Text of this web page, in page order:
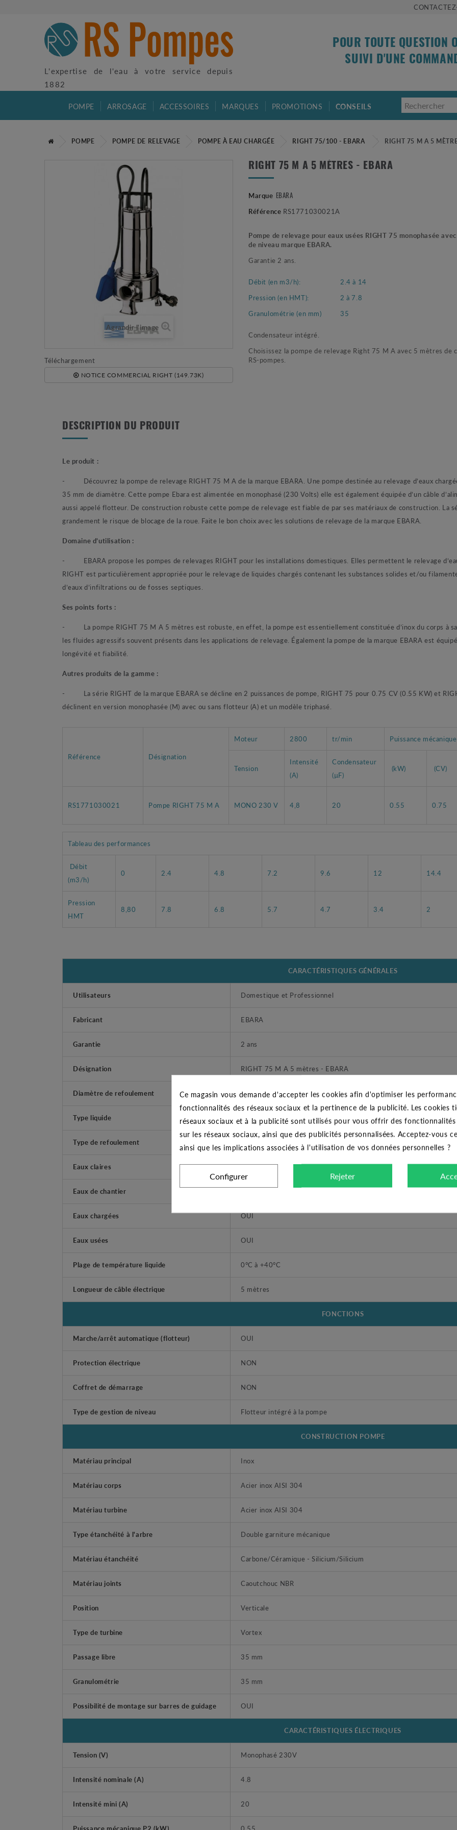
L'expertise de l'eau à votre service depuis
1882
POUR TOUTE QUESTION
SUIVI D'UNE
POMPE ARROSAGE ACCESSOIRES MARQUES PROMOTIONS CONSEILS
POMPE POMPE DE RELEVAGE POMPE À EAU CHARGÉE RIGHT 75/100 - EBARA RIGHT 75 M A 5
Agrandir l'image
Téléchargement
NOTICE COMMERCIAL RIGHT (149.73K)
RIGHT 75 M A 5 MÈTRES - EBARA
Marque EBARA
Référence RS1771030021A
Pompe de relevage pour eaux usées RIGHT 75 monophasée
de niveau marque EBARA.
Garantie 2 ans.
Débit (en m3/h):
2.4 à 14
Pression (en HMT):
2 à 7.8
Granulométrie (en mm)
35
Condensateur intégré.
Choisissez la pompe de relevage Right 75 M A avec 5 mètres de
RS-pompes.
DESCRIPTION DU PRODUIT
Le produit :
- Découvrez la pompe de relevage RIGHT 75 M A de la marque EBARA. Une pompe destinée au relevage d’eaux
35 mm de diamètre. Cette pompe Ebara est alimentée en monophasé (230 Volts) elle est également équipée d’un câble
aussi appelé flotteur. De construction robuste cette pompe de relevage est fiable de par ses matériaux de construction. La
grandement le risque de blocage de la roue. Faite le bon choix avec les solutions de relevage de la marque EBARA.
Domaine d’utilisation :
- EBARA propose les pompes de relevages RIGHT pour les installations domestiques. Elles permettent le relevage
RIGHT est particulièrement appropriée pour le relevage de liquides chargés contenant les substances solides et/ou
d’eaux d’infiltrations ou de fosses septiques.
Ses points forts :
- La pompe RIGHT 75 M A 5 mètres est robuste, en effet, la pompe est essentiellement constituée d’inox du corps à
les fluides agressifs souvent présents dans les applications de relevage. Également la pompe de la marque EBARA est
longévité et fiabilité.
Autres produits de la gamme :
- La série RIGHT de la marque EBARA se décline en 2 puissances de pompe, RIGHT 75 pour 0.75 CV (0.55 KW) et
déclinent en version monophasée (M) avec ou sans flotteur (A) et un modèle triphasé.
Référence Désignation
Moteur 2800 tr/min Puissance mécanique
Tension
Intensité
(A)
Condensateur
(µF)
(kW) (CV)
RS1771030021 Pompe RIGHT 75 M A MONO 230 V 4,8 20 0.55 0.75
Tableau des performances
Débit
(m3/h)
0 2.4 4.8 7.2 9.6 12 14.4
Pression
HMT
8,80 7.8 6.8 5.7 4.7 3.4 2
CARACTÉRISTIQUES GÉNÉRALES
Utilisateurs Domestique et Professionnel
Fabricant EBARA
Garantie 2 ans
Désignation RIGHT 75 M A 5 mètres - EBARA
Diamètre de refoulement 1"1/2 (40/49)
Type liquide Eaux chargées et usées domestique non agressives.
Type de refoulement Femelle taraudé
Eaux claires OUI
Eaux de chantier NON
Eaux chargées OUI
Eaux usées OUI
Plage de température liquide 0°C à +40°C
Longueur de câble électrique 5 mètres
FONCTIONS
Marche/arrêt automatique (flotteur) OUI
Protection électrique NON
Coffret de démarrage NON
Type de gestion de niveau Flotteur intégré à la pompe
CONSTRUCTION POMPE
Matériau principal Inox
Matériau corps Acier inox AISI 304
Matériau turbine Acier inox AISI 304
Type étanchéité à l'arbre Double garniture mécanique
Matériau étanchéité Carbone/Céramique - Silicium/Silicium
Matériau joints Caoutchouc NBR
Position Verticale
Type de turbine Vortex
Passage libre 35 mm
Granulométrie 35 mm
Possibilité de montage sur barres de guidage OUI
CARACTÉRISTIQUES ÉLECTRIQUES
Tension (V) Monophasé 230V
Intensité nominale (A) 4.8
Intensité mini (A) 20
Puissance mécanique P2 (kW) 0.55
Ce magasin vous demande d'accepter les cookies afin d'optimiser les
fonctionnalités des réseaux sociaux et la pertinence de la publicité. Les cookies
réseaux sociaux et à la publicité sont utilisés pour vous offrir des
sur les réseaux sociaux, ainsi que des publicités personnalisées. Acceptez-vous
ainsi que les implications associées à l'utilisation de vos données personnelles ?
Configurer Rejeter